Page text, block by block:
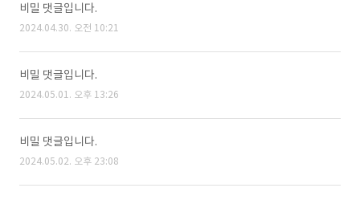
비밀 댓글입니다.
2024.04.30. 오전 10:21
비밀 댓글입니다.
2024.05.01. 오후 13:26
비밀 댓글입니다.
2024.05.02. 오후 23:08